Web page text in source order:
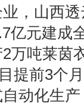
，山西
亿元建成
万吨莱茵
提前3个
动化生